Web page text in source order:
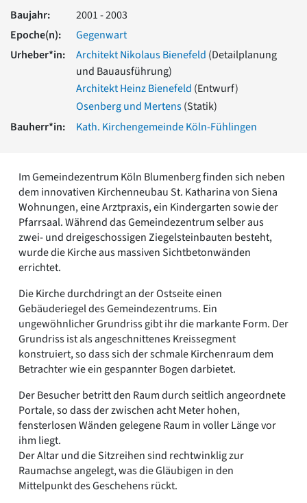
Romanik
Römische Antike
Über uns
Über baukunst-nrw
Freunde & Förderer
Kontakt
Suchbegriff eingeben
Baujahr:
2001 - 2003
Epoche(n):
Gegenwart
Urheber*in:
Architekt Nikolaus Bienefeld (Detailplanung
und Bauausführung)
Architekt Heinz Bienefeld (Entwurf)
Osenberg und Mertens(Statik)
Bauherr*in:
Kath. Kirchengemeinde Köln-Fühlingen
Im Gemeindezentrum Köln Blumenberg finden sich neben
dem innovativen Kirchenneubau St. Katharina von Siena
Wohnungen, eine Arztpraxis, ein Kindergarten sowie der
Pfarrsaal. Während das Gemeindezentrum selber aus
zwei- und dreigeschossigen Ziegelsteinbauten besteht,
wurde die Kirche aus massiven Sichtbetonwänden
errichtet.
Die Kirche durchdringt an der Ostseite einen
Gebäuderiegel des Gemeindezentrums. Ein
ungewöhnlicher Grundriss gibt ihr die markante Form. Der
Grundriss ist als angeschnittenes Kreissegment
konstruiert, so dass sich der schmale Kirchenraum dem
Betrachter wie ein gespannter Bogen darbietet.
Der Besucher betritt den Raum durch seitlich angeordnete
Portale, so dass der zwischen acht Meter hohen,
fensterlosen Wänden gelegene Raum in voller Länge vor
ihm liegt.
Der Altar und die Sitzreihen sind rechtwinklig zur
Raumachse angelegt, was die Gläubigen in den
Mittelpunkt des Geschehens rückt.